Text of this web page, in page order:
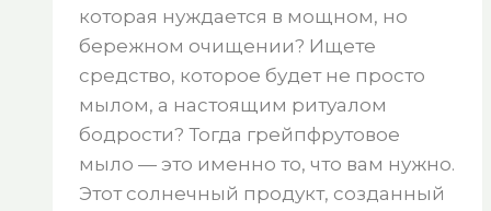
которая нуждается в мощном, но
бережном очищении? Ищете
средство, которое будет не просто
мылом, а настоящим ритуалом
бодрости? Тогда грейпфрутовое
мыло — это именно то, что вам нужно.
Этот солнечный продукт, созданный